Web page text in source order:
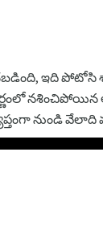
ఇది
నశించిపోయిన
నుండి వేలాది